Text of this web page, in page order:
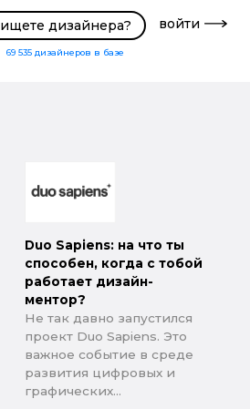
ищете дизайнера?
69 535 дизайнеров в базе
войти
Duo Sapiens: на что ты
способен, когда с тобой
работает дизайн-
ментор?
Не так давно запустился
проект Duo Sapiens. Это
важное событие в среде
развития цифровых и
графических...